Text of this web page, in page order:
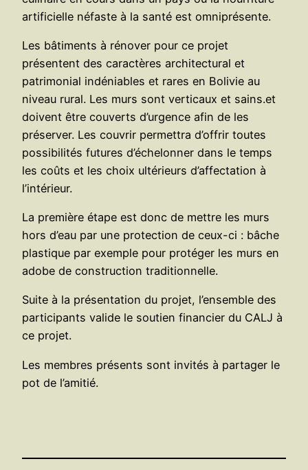
artificielle néfaste à la santé est omniprésente.
Les bâtiments à rénover pour ce projet
présentent des caractères architectural et
patrimonial indéniables et rares en Bolivie au
niveau rural. Les murs sont verticaux et sains.et
doivent être couverts d’urgence afin de les
préserver. Les couvrir permettra d’offrir toutes
possibilités futures d’échelonner dans le temps
les coûts et les choix ultérieurs d’affectation à
l’intérieur.
La première étape est donc de mettre les murs
hors d’eau par une protection de ceux-ci : bâche
plastique par exemple pour protéger les murs en
adobe de construction traditionnelle.
Suite à la présentation du projet, l’ensemble des
participants valide le soutien financier du CALJ à
ce projet.
Les membres présents sont invités à partager le
pot de l’amitié.